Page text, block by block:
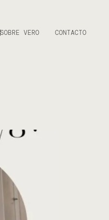
SOBRE VERO CONTACTO